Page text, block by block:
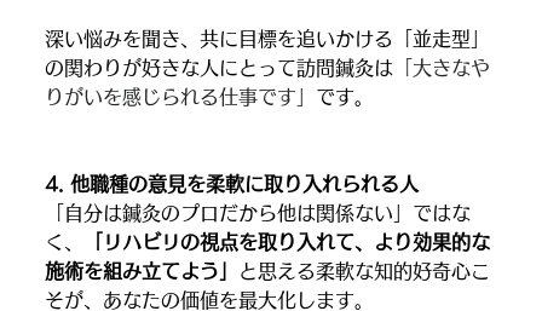
深い悩みを聞き、共に目標を追いかける「並走型」
の関わりが好きな人にとって訪問鍼灸は 「大きなや
りがいを感じられる仕事です」 です。
4. 他職種の意見を柔軟に取り入れられる人
「自分は鍼灸のプロだから他は関係ない」ではな
く、
「リハビリの視点を取り入れて、より効果的な
施術を組み立てよう」
と思える柔軟な知的好奇心こ
そが、あなたの価値を最大化します。